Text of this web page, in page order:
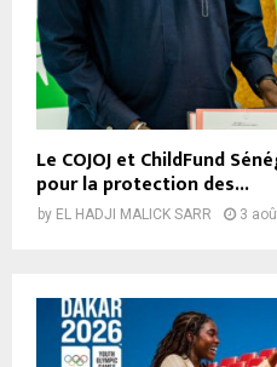
Le COJOJ et ChildFund
pour la protection des...
by EL HADJI MALICK SARR 3